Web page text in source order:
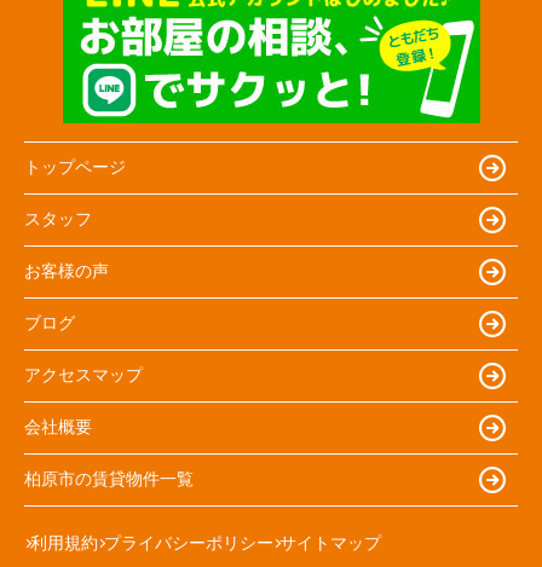
トップページ
スタッフ
お客様の声
ブログ
アクセスマップ
会社概要
柏原市の賃貸物件一覧
利用規約 プライバシーポリシー サイトマップ